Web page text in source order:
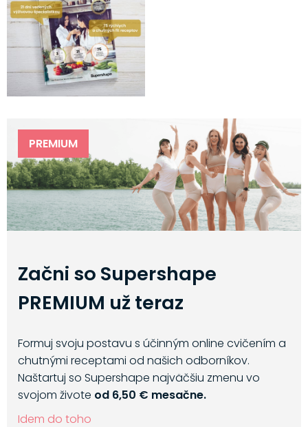
PREMIUM
Začni so Supershape
PREMIUM už teraz
Formuj svoju postavu s účinným online cvičením a
chutnými receptami od našich odborníkov.
Naštartuj so Supershape najväčšiu zmenu vo
svojom živote od 6,50 € mesačne.
Idem do toho